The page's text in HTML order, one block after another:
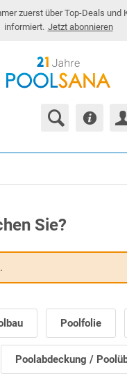
zuerst über Top-Deals und
informiert. Jetzt abonnieren
Sie?
Poolfolie
Poolabdeckung /